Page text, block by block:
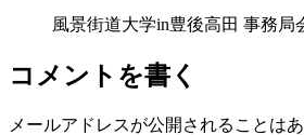
風景街道大学in豊後高田 事務
コメントを書く
メールアドレスが公開されることはあ